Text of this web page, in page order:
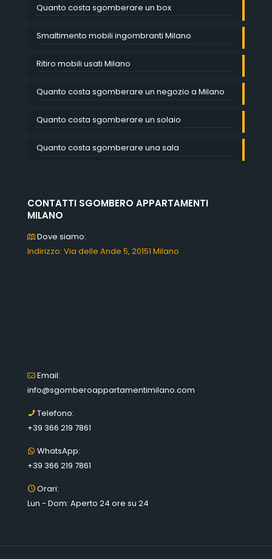
Quanto costa sgomberare un box
Smaltimento mobili ingombranti Milano
Ritiro mobili usati Milano
Quanto costa sgomberare un negozio a Milano
Quanto costa sgomberare un solaio
Quanto costa sgomberare una sala
CONTATTI SGOMBERO APPARTAMENTI
MILANO
Dove siamo:
Indirizzo: Via delle Ande 5, 20151 Milano
Email:
info@sgomberoappartamentimilano.com
Telefono:
+39 366 219 7861
WhatsApp:
+39 366 219 7861
Orari:
Lun - Dom: Aperto 24 ore su 24